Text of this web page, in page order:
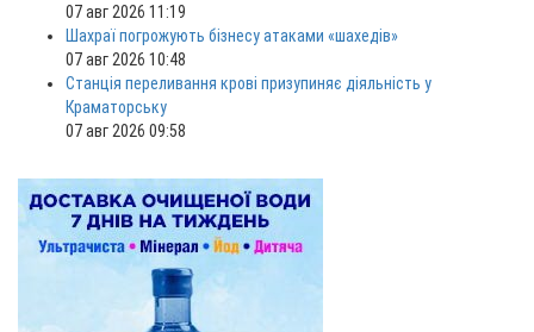
07 авг 2026 11:19
Шахраї погрожують бізнесу атаками «шахедів»
07 авг 2026 10:48
Станція переливання крові призупиняє діяльність у
Краматорську
07 авг 2026 09:58